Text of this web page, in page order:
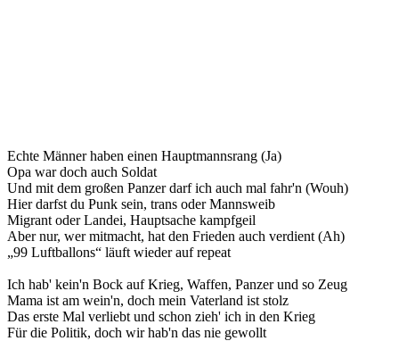
Echte Männer haben einen Hauptmannsrang (Ja)
Opa war doch auch Soldat
Und mit dem großen Panzer darf ich auch mal fahr'n (Wouh)
Hier darfst du Punk sein, trans oder Mannsweib
Migrant oder Landei, Hauptsache kampfgeil
Aber nur, wer mitmacht, hat den Frieden auch verdient (Ah)
„99 Luftballons“ läuft wieder auf repeat
Ich hab' kein'n Bock auf Krieg, Waffen, Panzer und so Zeug
Mama ist am wein'n, doch mein Vaterland ist stolz
Das erste Mal verliebt und schon zieh' ich in den Krieg
Für die Politik, doch wir hab'n das nie gewollt